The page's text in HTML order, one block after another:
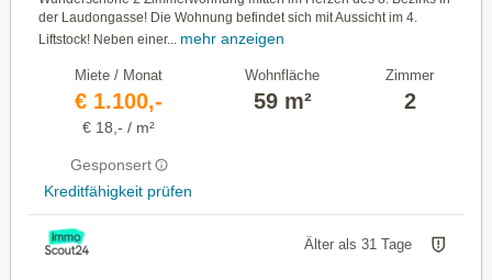
der Laudongasse! Die Wohnung befindet sich mit Aussicht im 4.
Liftstock! Neben einer...
mehr anzeigen
Miete / Monat
€ 1.100,-
€ 18,- / m²
Gesponsert
Kreditfähigkeit prüfen
Wohnfläche
59 m²
Zimmer
2
Älter als 31 Tage